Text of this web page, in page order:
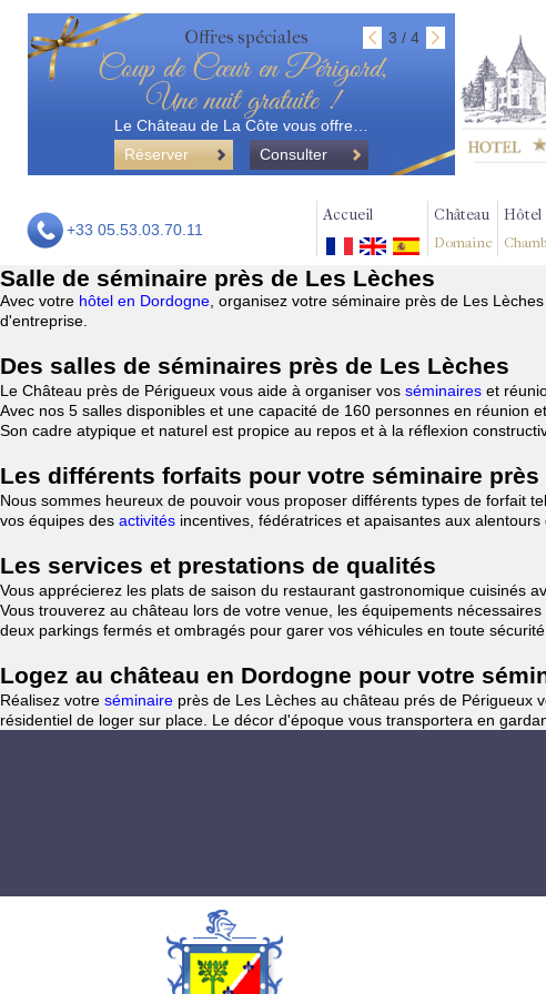
Offres spéciales 3 / 4
Coup de Cœur en Périgord,
Une nuit gratuite !
Le Château de La Côte vous offre…
Réserver
Consulter
+33 05.53.03.70.11
Accueil Château
Domaine
Hôtel
Salle de séminaire près de Les Lèches
Avec votre hôtel en Dordogne , organisez votre séminaire près de Les
d'entreprise.
Des salles de séminaires près de Les Lèches
Le Château près de Périgueux vous aide à organiser vos séminaires et
Avec nos 5 salles disponibles et une capacité de 160 personnes en réunion
Son cadre atypique et naturel est propice au repos et à la réflexion
Les différents forfaits pour votre séminaire près
Nous sommes heureux de pouvoir vous proposer différents types de forfait
vos équipes des activités incentives, fédératrices et apaisantes aux alentours
Les services et prestations de qualités
Vous apprécierez les plats de saison du restaurant gastronomique cuisinés
Vous trouverez au château lors de votre venue, les équipements
deux parkings fermés et ombragés pour garer vos véhicules en toute sécurité.
Logez au château en Dordogne pour votre
Réalisez votre séminaire près de Les Lèches au château prés de Périgueux
résidentiel de loger sur place. Le décor d'époque vous transportera en